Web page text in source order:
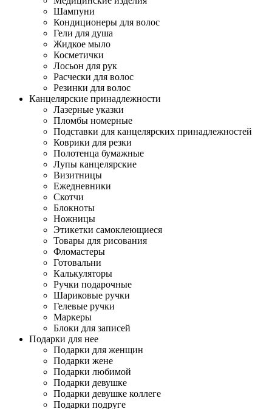
Шампуни
Кондиционеры для волос
Гели для душа
Жидкое мыло
Косметички
Лосьон для рук
Расчески для волос
Резинки для волос
Канцелярские принадлежности
Лазерные указки
Пломбы номерные
Подставки для канцелярских принадлежностей
Коврики для резки
Полотенца бумажные
Лупы канцелярские
Визитницы
Ежедневники
Скотчи
Блокноты
Ножницы
Этикетки самоклеющиеся
Товары для рисования
Фломастеры
Готовальни
Калькуляторы
Ручки подарочные
Шариковые ручки
Гелевые ручки
Маркеры
Блоки для записей
Подарки для нее
Подарки для женщин
Подарки жене
Подарки любимой
Подарки девушке
Подарки девушке коллеге
Подарки подруге